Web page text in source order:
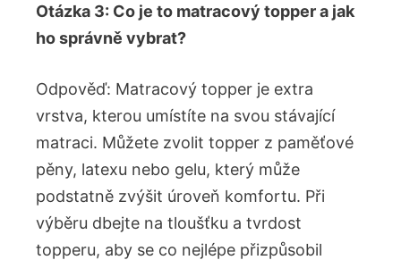
Otázka 3: Co je to matracový topper a jak
ho správně vybrat?
Odpověď: Matracový topper je extra
vrstva, kterou umístíte na svou stávající
matraci. Můžete zvolit topper z paměťové
pěny, latexu nebo gelu, který může
podstatně zvýšit úroveň komfortu. Při
výběru dbejte na tloušťku a tvrdost
topperu, aby se co nejlépe přizpůsobil